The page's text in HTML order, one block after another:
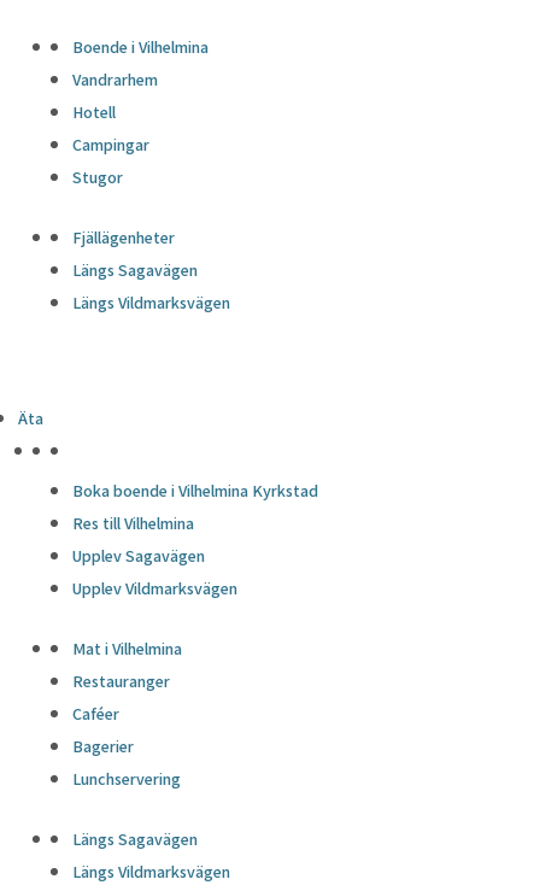
Boende i Vilhelmina
Vandrarhem
Hotell
Campingar
Stugor
Fjällägenheter
Längs Sagavägen
Längs Vildmarksvägen
Äta
Boka boende i Vilhelmina Kyrkstad
Res till Vilhelmina
Upplev Sagavägen
Upplev Vildmarksvägen
Mat i Vilhelmina
Restauranger
Caféer
Bagerier
Lunchservering
Längs Sagavägen
Längs Vildmarksvägen